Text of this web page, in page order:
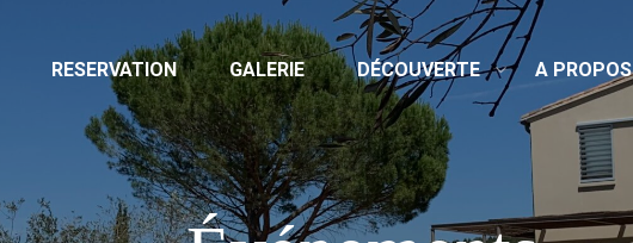
RESERVATION GALERIE DÉCOUVERTE A PROPOS